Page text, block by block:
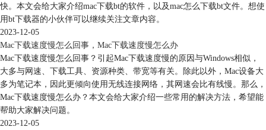
快。本文会给大家介绍mac下载bt的软件，以及mac怎么下载bt文件。想使
用bt下载器的小伙伴可以继续关注文章内容。
2023-12-05
Mac下载速度慢怎么回事，Mac下载速度慢怎么办
Mac下载速度慢怎么回事？引起Mac下载速度慢的原因与Windows相似，
大多与网速、下载工具、资源种类、带宽等有关。除此以外，Mac设备大
多为笔记本，因此更倾向使用无线连接网络，其网速会比有线慢。那么，
Mac下载速度慢怎么办？本文会给大家介绍一些常用的解决方法，希望能
帮助大家解决问题。
2023-12-05